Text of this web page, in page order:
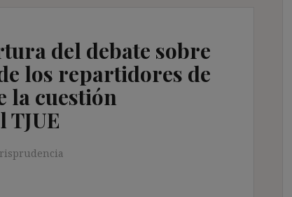
del debate sobre
los repartidores de
la cuestión